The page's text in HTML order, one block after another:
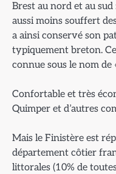
Brest au nord et au sud
aussi moins souffert
a ainsi conservé son
typiquement breton.
connue sous le nom de
Confortable et très
Quimper et d’autres
Mais le Finistère est
département côtier
littorales (10% de